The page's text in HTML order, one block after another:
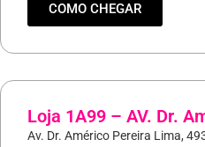
COMO CHEGAR
Loja 1A99 – AV. Dr.
Av. Dr. Américo Pereira Lima,